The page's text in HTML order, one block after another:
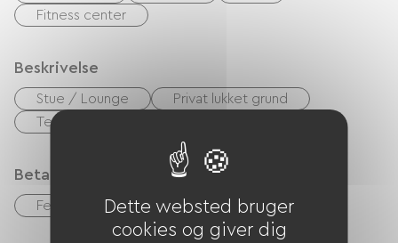
Fitness center
Beskrivelse
Stue / Lounge
Privat lukket grund
Terrasse
Betalingsmåder
Feriekuponer (ANCV)Dette websted bruger
cookies og giver dig